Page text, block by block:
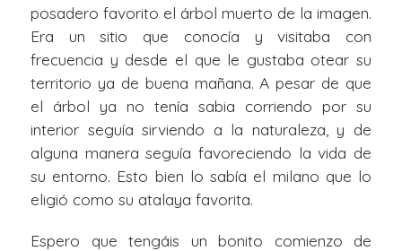
posadero favorito el árbol muerto de la imagen.
Era un sitio que conocía y visitaba con
frecuencia y desde el que le gustaba otear su
territorio ya de buena mañana. A pesar de que
el árbol ya no tenía sabia corriendo por su
interior seguía sirviendo a la naturaleza, y de
alguna manera seguía favoreciendo la vida de
su entorno. Esto bien lo sabía el milano que lo
eligió como su atalaya favorita.
Espero que tengáis un bonito comienzo de